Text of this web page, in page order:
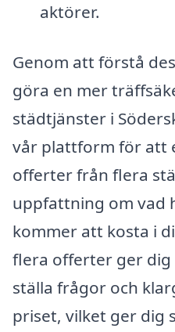
aktörer.
Genom att förstå
göra en mer
städtjänster i
vår plattform för att
offerter från flera
uppfattning om vad
kommer att kosta i
flera offerter ger
ställa frågor och
priset, vilket ger dig